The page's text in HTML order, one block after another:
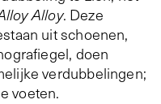
Alloy. Deze
uit schoenen,
doen
verdubbelingen;
voeten.